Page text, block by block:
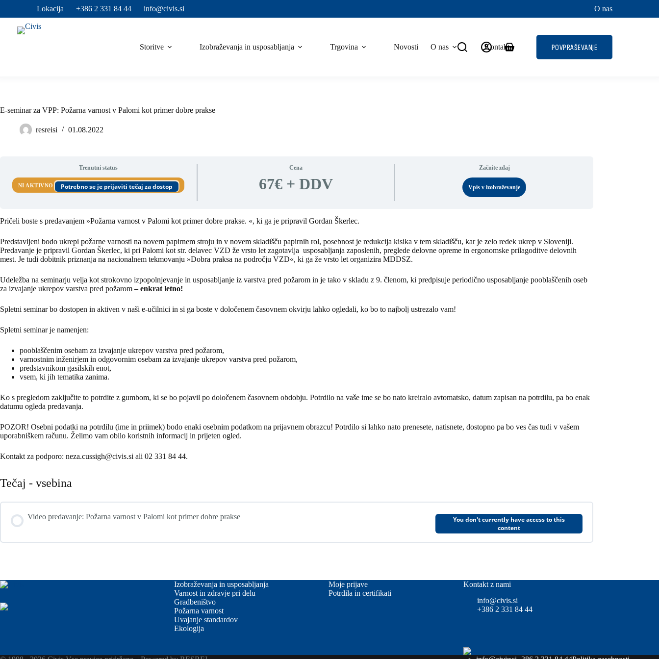
Lokacija +386 2 331 84 44 info@civis.si O nas
Storitve Izobraževanja in usposabljanja Trgovina Novosti O nas KontaktShopping
POVPRAŠEVANJE
E-seminar za VPP: Požarna varnost v Palomi kot primer dobre prakse
resreisi 01.08.2022
Trenutni status
NI AKTIVNO Potrebno se je prijaviti tečaj za dostop
Cena
67€ + DDV
Začnite zdaj
Vpis v izobraževanje
Pričeli boste s predavanjem »Požarna varnost v Palomi kot primer dobre prakse. «, ki ga je pripravil Gordan Škerlec.
Predstavljeni bodo ukrepi požarne varnosti na novem papirnem stroju in v novem skladišču papirnih rol, posebnost je redukcija kisika v tem skladišču, kar je zelo redek ukrep v Sloveniji.
Predavanje je pripravil Gordan Škerlec, ki pri Palomi kot str. delavec VZD že vrsto let zagotavlja usposabljanja zaposlenih, preglede delovne opreme in ergonomske prilagoditve delovnih
mest. Je tudi dobitnik priznanja na nacionalnem tekmovanju »Dobra praksa na področju VZD«, ki ga že vrsto let organizira MDDSZ.
Udeležba na seminarju velja kot strokovno izpopolnjevanje in usposabljanje iz varstva pred požarom in je tako v skladu z 9. členom, ki predpisuje periodično usposabljanje pooblaščenih oseb
za izvajanje ukrepov varstva pred požarom– enkrat letno!
Spletni seminar bo dostopen in aktiven v naši e-učilnici in si ga boste v določenem časovnem okvirju lahko ogledali, ko bo to najbolj ustrezalo vam!
Spletni seminar je namenjen:
pooblaščenim osebam za izvajanje ukrepov varstva pred požarom,
varnostnim inženirjem in odgovornim osebam za izvajanje ukrepov varstva pred požarom,
predstavnikom gasilskih enot,
vsem, ki jih tematika zanima.
Ko s pregledom zaključite to potrdite z gumbom, ki se bo pojavil po določenem časovnem obdobju. Potrdilo na vaše ime se bo nato kreiralo avtomatsko, datum zapisan na potrdilu, pa bo enak
datumu ogleda predavanja.
POZOR! Osebni podatki na potrdilu (ime in priimek) bodo enaki osebnim podatkom na prijavnem obrazcu! Potrdilo si lahko nato prenesete, natisnete, dostopno pa bo ves čas tudi v vašem
uporabniškem računu. Želimo vam obilo koristnih informacij in prijeten ogled.
Kontakt za podporo: neza.cussigh@civis.si ali 02 331 84 44.
Tečaj - vsebina
Video predavanje: Požarna varnost v Palomi kot primer dobre prakse
You don't currently have access to this
content
Izobraževanja in usposabljanja
Varnost in zdravje pri delu
Gradbeništvo
Požarna varnost
Uvajanje standardov
Ekologija
Moje prijave
Potrdila in certifikati
Kontakt z nami
info@civis.si
+386 2 331 84 44